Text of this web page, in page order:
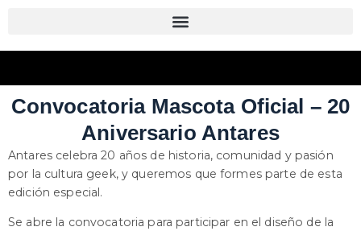
Convocatoria Mascota Oficial – 20
Aniversario Antares
Antares celebra 20 años de historia, comunidad y pasión
por la cultura geek, y queremos que formes parte de esta
edición especial.
Se abre la convocatoria para participar en el diseño de la